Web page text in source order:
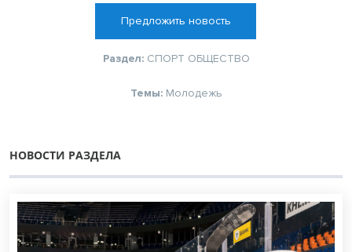
Предложить новость
Раздел: СПОРТ ОБЩЕСТВО
Темы: Молодежь
НОВОСТИ РАЗДЕЛА